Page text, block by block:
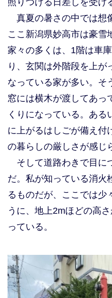
照りつける日差しを受け
真夏の暑さの中では想
ここ新潟県妙高市は豪雪
家々の多くは、1階は車
り、玄関は外階段を上が
なっている家が多い。そ
窓には横木が渡してあっ
くりになっている。ある
に上がるはしごが備え付
の暮らしの厳しさが感じ
そして道路わきで目に
だ。私が知っている消火
るものだが、ここでは少
うに、地上2mほどの高
っている。